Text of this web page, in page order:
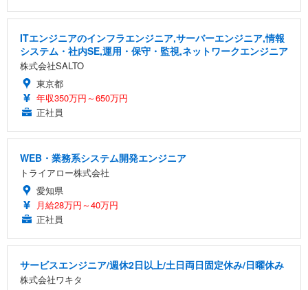
ITエンジニアのインフラエンジニア,サーバーエンジニア,情報
システム・社内SE,運用・保守・監視,ネットワークエンジニア
株式会社SALTO
東京都
年収350万円～650万円
正社員
WEB・業務系システム開発エンジニア
トライアロー株式会社
愛知県
月給28万円～40万円
正社員
サービスエンジニア/週休2日以上/土日両日固定休み/日曜休み
株式会社ワキタ